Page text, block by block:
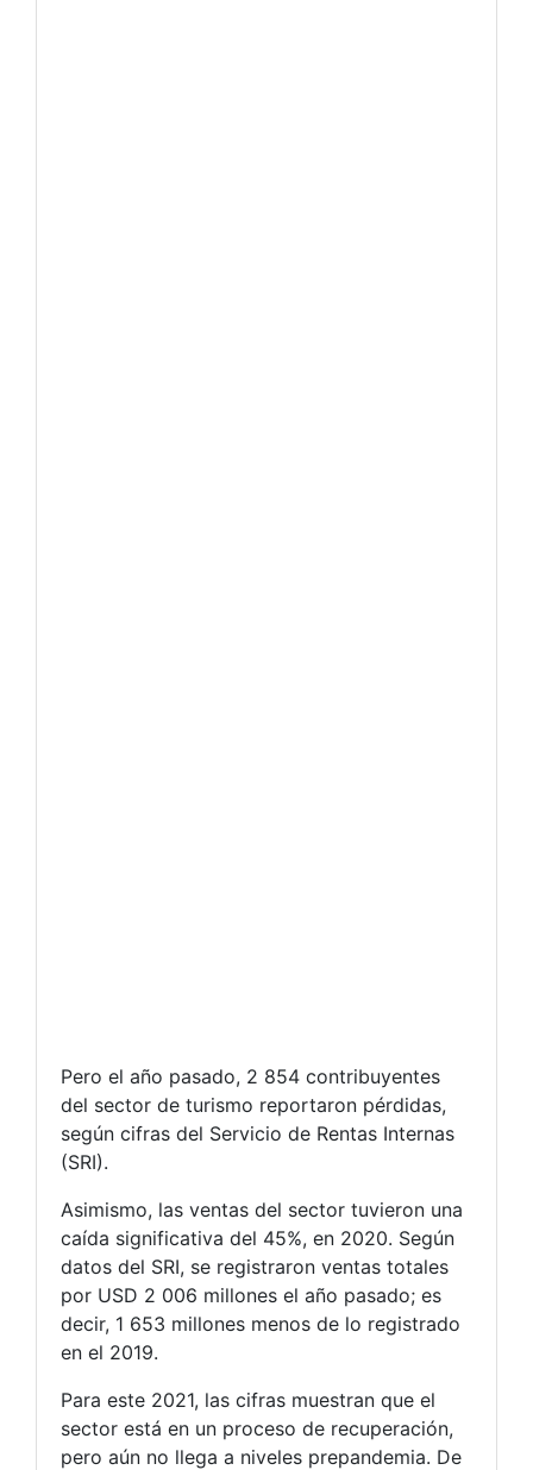
Pero el año pasado, 2 854 contribuyentes
del sector de turismo reportaron pérdidas,
según cifras del Servicio de Rentas Internas
(SRI).
Asimismo, las ventas del sector tuvieron una
caída significativa del 45%, en 2020. Según
datos del SRI, se registraron ventas totales
por USD 2 006 millones el año pasado; es
decir, 1 653 millones menos de lo registrado
en el 2019.
Para este 2021, las cifras muestran que el
sector está en un proceso de recuperación,
pero aún no llega a niveles prepandemia. De